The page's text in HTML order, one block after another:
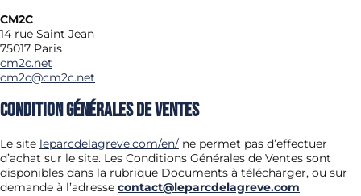
CM2C
14 rue Saint Jean
75017 Paris
cm2c.net
cm2c@cm2c.net
Condition générales de ventes
Le site leparcdelagreve.com/en/ ne permet pas d’effectuer
d’achat sur le site. Les Conditions Générales de Ventes sont
disponibles dans la rubrique Documents à télécharger, ou sur
demande à l’adresse contact@leparcdelagreve.com